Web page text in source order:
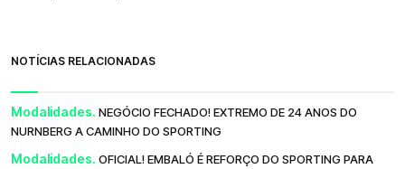
NOTÍCIAS RELACIONADAS
Modalidades. NEGÓCIO FECHADO! EXTREMO DE 24 ANOS DO
NURNBERG A CAMINHO DO SPORTING
Modalidades. OFICIAL! EMBALÓ É REFORÇO DO SPORTING PARA